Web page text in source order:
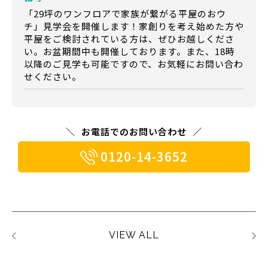
「29坪のワンフロアで家族が繋がる平屋のおウ
チ」見学会を開催します！家創りを考え始めた方や
平屋をご検討されている方は、ぜひお越しくださ
い。お盆期間中も開催しております。また、18時
以降のご見学も可能ですので、お気軽にお問い合わ
せください。
お電話でのお問い合わせ
0120-14-3652
VIEW ALL